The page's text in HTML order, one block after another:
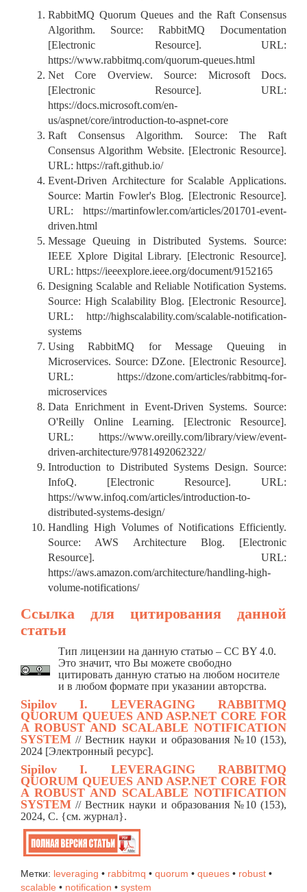
RabbitMQ Quorum Queues and the Raft Consensus
Algorithm. Source: RabbitMQ Documentation
[Electronic Resource]. URL:
https://www.rabbitmq.com/quorum-queues.html
Net Core Overview. Source: Microsoft Docs.
[Electronic Resource]. URL:
https://docs.microsoft.com/en-
us/aspnet/core/introduction-to-aspnet-core
Raft Consensus Algorithm. Source: The Raft
Consensus Algorithm Website. [Electronic Resource].
URL: https://raft.github.io/
Event-Driven Architecture for Scalable Applications.
Source: Martin Fowler's Blog. [Electronic Resource].
URL: https://martinfowler.com/articles/201701-event-
driven.html
Message Queuing in Distributed Systems. Source:
IEEE Xplore Digital Library. [Electronic Resource].
URL: https://ieeexplore.ieee.org/document/9152165
Designing Scalable and Reliable Notification Systems.
Source: High Scalability Blog. [Electronic Resource].
URL: http://highscalability.com/scalable-notification-
systems
Using RabbitMQ for Message Queuing in
Microservices. Source: DZone. [Electronic Resource].
URL: https://dzone.com/articles/rabbitmq-for-
microservices
Data Enrichment in Event-Driven Systems. Source:
O'Reilly Online Learning. [Electronic Resource].
URL: https://www.oreilly.com/library/view/event-
driven-architecture/9781492062322/
Introduction to Distributed Systems Design. Source:
InfoQ. [Electronic Resource]. URL:
https://www.infoq.com/articles/introduction-to-
distributed-systems-design/
Handling High Volumes of Notifications Efficiently.
Source: AWS Architecture Blog. [Electronic
Resource]. URL:
https://aws.amazon.com/architecture/handling-high-
volume-notifications/
Ссылка для цитирования данной
статьи
Тип лицензии на данную статью – CC BY 4.0.
Это значит, что Вы можете свободно
цитировать данную статью на любом носителе
и в любом формате при указании авторства.
Sipilov I. LEVERAGING RABBITMQ
QUORUM QUEUES AND ASP.NET CORE FOR
A ROBUST AND SCALABLE NOTIFICATION
SYSTEM // Вестник науки и образования №10 (153),
2024 [Электронный ресурс].
Sipilov I. LEVERAGING RABBITMQ
QUORUM QUEUES AND ASP.NET CORE FOR
A ROBUST AND SCALABLE NOTIFICATION
SYSTEM // Вестник науки и образования №10 (153),
2024, C. {см. журнал}.
Метки: leveraging • rabbitmq • quorum • queues • robust •
scalable • notification • system